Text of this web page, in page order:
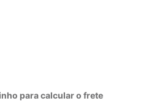
para calcular o frete